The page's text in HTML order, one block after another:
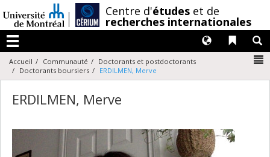
au
contenu
Centre d'études et de
recherches internationales
Menu
Liens
Langues
Accueil Communauté
Doctorants et postdoctorants
Doctorants boursiers
ERDILMEN, Merve
ERDILMEN, Merve